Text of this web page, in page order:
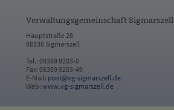
Verwaltungsgemeinschaft Sigmarszell
Hauptstraße 28
88138 Sigmarszell
Tel.: 08389 9203-0
Fax: 08389 9203-49
E-Mail: post@vg-sigmarszell.de
Web:www.vg-sigmarszell.de